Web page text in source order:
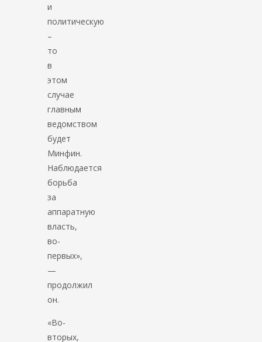
и
политическую
–
то
в
этом
случае
главным
ведомством
будет
Минфин.
Наблюдается
борьба
за
аппаратную
власть,
во-
первых»,
—
продолжил
он.
«Во-
вторых,